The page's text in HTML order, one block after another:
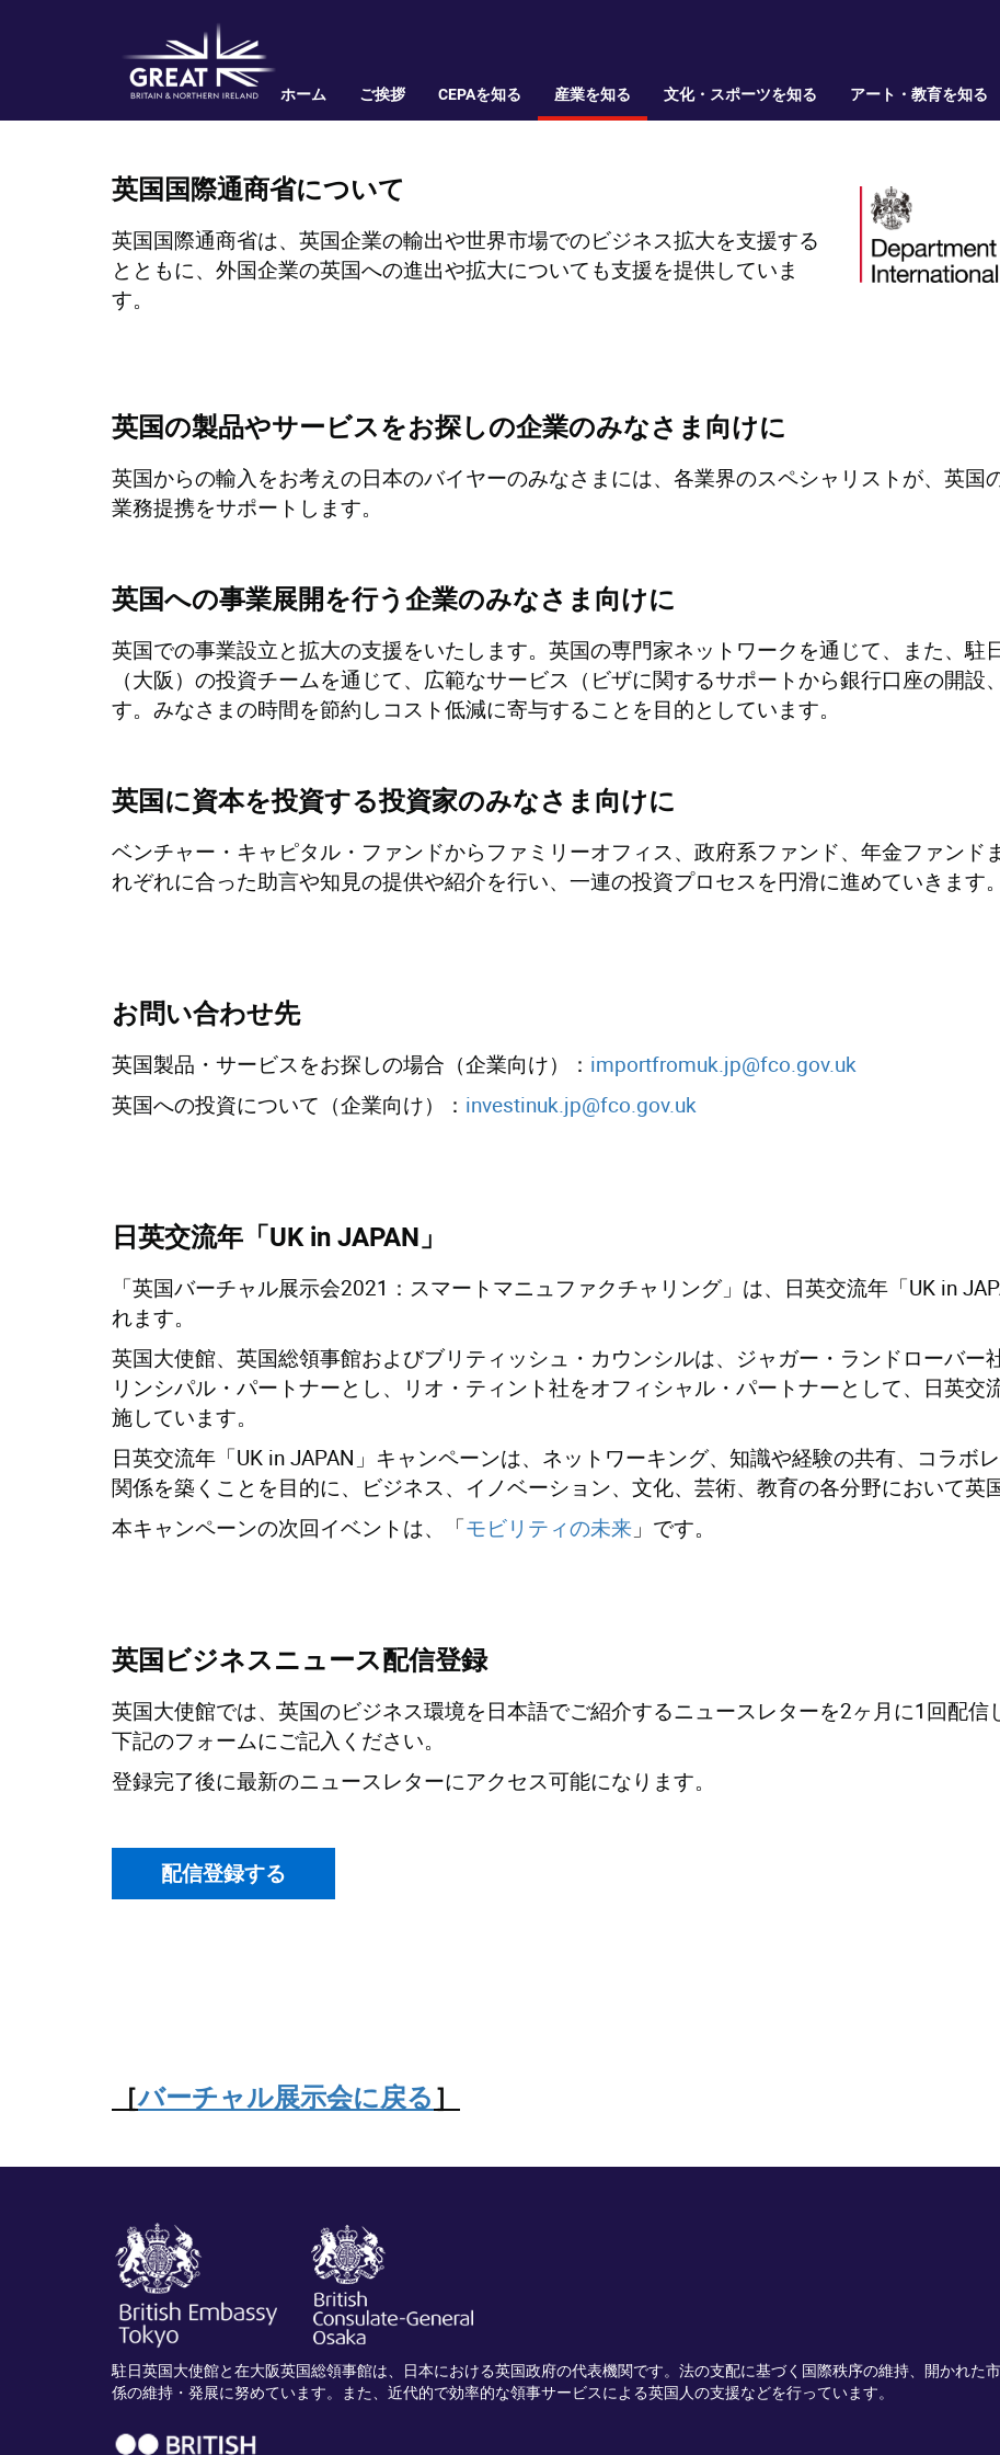
ホーム ご挨拶 CEPAを知る 産業を知る 文化・スポーツを知る アート・教育を知る
英国国際通商省について
英国国際通商省は、英国企業の輸出や世界市場でのビジネス拡大を支援する
とともに、外国企業の英国への進出や拡大についても支援を提供していま
す。
英国の製品やサービスをお探しの企業のみなさま向けに
英国からの輸入をお考えの日本のバイヤーのみなさまには、各業界のスペシャリストが、英国
業務提携をサポートします。
英国への事業展開を行う企業のみなさま向けに
英国での事業設立と拡大の支援をいたします。英国の専門家ネットワークを通じて、また、駐
（大阪）の投資チームを通じて、広範なサービス（ビザに関するサポートから銀行口座の開設
す。みなさまの時間を節約しコスト低減に寄与することを目的としています。
英国に資本を投資する投資家のみなさま向けに
ベンチャー・キャピタル・ファンドからファミリーオフィス、政府系ファンド、年金ファンド
れぞれに合った助言や知見の提供や紹介を行い、一連の投資プロセスを円滑に進めていきます。
お問い合わせ先
英国製品・サービスをお探しの場合（企業向け）： importfromuk.jp@fco.gov.uk
英国への投資について（企業向け）： investinuk.jp@fco.gov.uk
日英交流年「UK in JAPAN」
「英国バーチャル展示会2021：スマートマニュファクチャリング」は、日英交流年「UK in
れます。
英国大使館、英国総領事館およびブリティッシュ・カウンシルは、ジャガー・ランドローバー
リンシパル・パートナーとし、リオ・ティント社をオフィシャル・パートナーとして、日英交
施しています。
日英交流年「UK in JAPAN」キャンペーンは、ネットワーキング、知識や経験の共有、コラボ
関係を築くことを目的に、ビジネス、イノベーション、文化、芸術、教育の各分野において英
本キャンペーンの次回イベントは、「モビリティの未来 」です。
英国ビジネスニュース配信登録
英国大使館では、英国のビジネス環境を日本語でご紹介するニュースレターを2ヶ月に1回配信
下記のフォームにご記入ください。
登録完了後に最新のニュースレターにアクセス可能になります。
配信登録する
［バーチャル展示会に戻る ］
駐日英国大使館と在大阪英国総領事館は、日本における英国政府の代表機関です。法の支配に基づく国際秩序の維持、開かれた
係の維持・発展に努めています。また、近代的で効率的な領事サービスによる英国人の支援などを行っています。